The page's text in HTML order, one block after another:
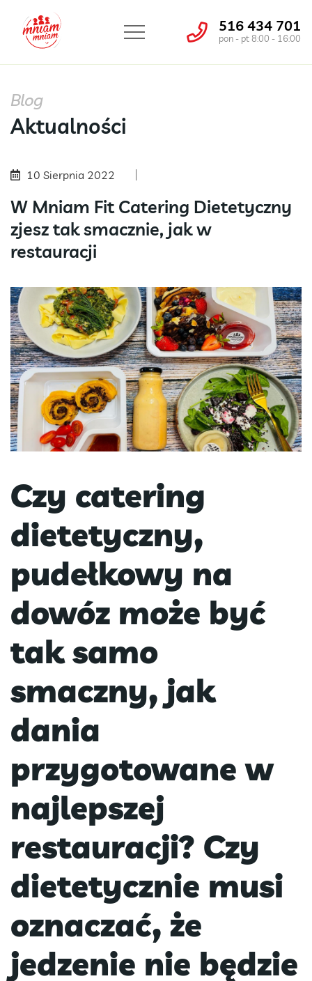
516 434 701
pon - pt 8:00 - 16:00
Blog
Aktualności
10 Sierpnia 2022
W Mniam Fit Catering Dietetyczny
zjesz tak smacznie, jak w
restauracji
Czy catering
dietetyczny,
pudełkowy na
dowóz może być
tak samo
smaczny, jak
dania
przygotowane w
najlepszej
restauracji? Czy
dietetycznie musi
oznaczać, że
jedzenie nie będzie